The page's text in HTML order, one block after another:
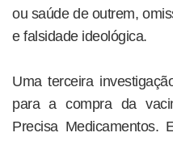
ou saúde de outrem,
e falsidade ideológica.
Uma terceira
para a compra da
Precisa Medicamentos.